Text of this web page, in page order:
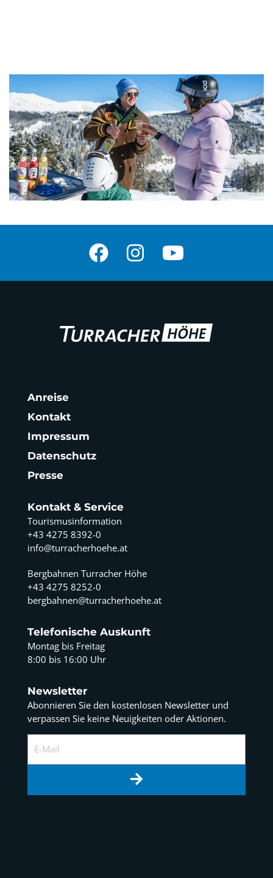
Anreise
Kontakt
Impressum
Datenschutz
Presse
Kontakt & Service
Tourismusinformation
+43 4275 8392-0
info@turracherhoehe.at
Bergbahnen Turracher Höhe
+43 4275 8252-0
bergbahnen@turracherhoehe.at
Telefonische Auskunft
Montag bis Freitag
8:00 bis 16:00 Uhr
Newsletter
Abonnieren Sie den kostenlosen Newsletter und
verpassen Sie keine Neuigkeiten oder Aktionen.
E-Mail